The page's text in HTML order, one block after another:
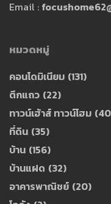
Email :
หมวดหมู่
คอนโดมิเนียม (131)
ตึกแถว (22)
ทาวน์เฮ้าส์ ทาวน์โฮม
ที่ดิน (35)
บ้าน (156)
บ้านแฝด (32)
อาคารพาณิชย์ (20)